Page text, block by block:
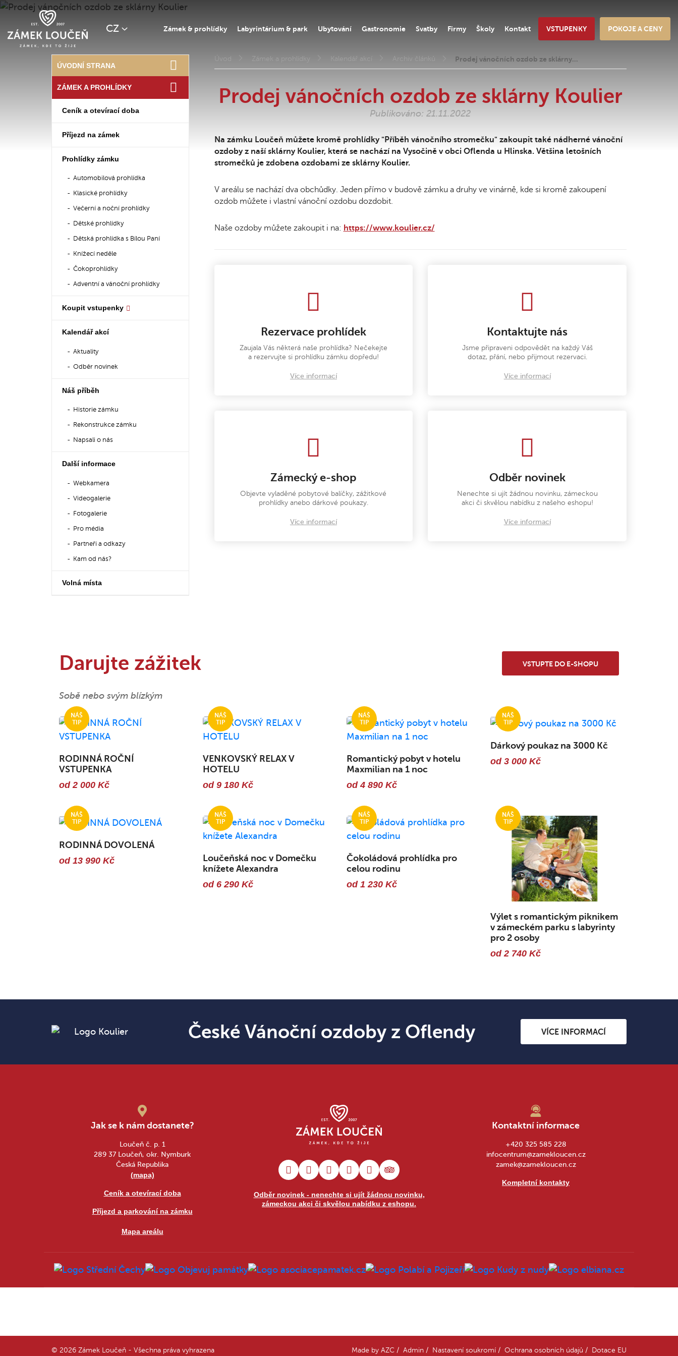
CZ VSTUPENKY POKOJE A CENY
Zámek & prohlídky Labyrintárium & park Ubytování Gastronomie Svatby Firmy Školy Kontakt
Úvod Zámek a prohlídky Kalendář akcí Archiv článků Prodej vánočních ozdob ze sklárny…
Prodej vánočních ozdob ze sklárny Koulier
Publikováno: 21.11.2022
Na zámku Loučeň můžete kromě prohlídky "Příběh vánočního stromečku" zakoupit také nádherné vánoční
ozdoby z naší sklárny Koulier, která se nachází na Vysočině v obci Oflenda u Hlinska. Většina letošních
stromečků je zdobena ozdobami ze sklárny Koulier.
V areálu se nachází dva obchůdky. Jeden přímo v budově zámku a druhy ve vinárně, kde si kromě zakoupení
ozdob můžete i vlastní vánoční ozdobu dozdobit.
Naše ozdoby můžete zakoupit i na: https://www.koulier.cz/
Rezervace prohlídek
Zaujala Vás některá naše prohlídka? Nečekejte
a rezervujte si prohlídku zámku dopředu!
Více informací
Kontaktujte nás
Jsme připraveni odpovědět na každý Váš
dotaz, přání, nebo přijmout rezervaci.
Více informací
Zámecký e-shop
Objevte vyladěné pobytové balíčky, zážitkové
prohlídky anebo dárkové poukazy.
Více informací
Odběr novinek
Nenechte si ujít žádnou novinku, zámeckou
akci či skvělou nabídku z našeho eshopu!
Více informací
ÚVODNÍ STRANA
ZÁMEK A PROHLÍDKY
Ceník a otevírací doba
Příjezd na zámek
Prohlídky zámku
Automobilová prohlídka
Klasické prohlídky
Večerní a noční prohlídky
Dětské prohlídky
Dětská prohlídka s Bílou Paní
Knížecí neděle
Čokoprohlídky
Adventní a vánoční prohlídky
Koupit vstupenky
Kalendář akcí
Aktuality
Odběr novinek
Náš příběh
Historie zámku
Rekonstrukce zámku
Napsali o nás
Další informace
Webkamera
Videogalerie
Fotogalerie
Pro média
Partneři a odkazy
Kam od nás?
Volná místa
Darujte zážitek
Sobě nebo svým blízkým
RODINNÁ ROČNÍ
VSTUPENKA
od 2 000 Kč
VENKOVSKÝ RELAX V
HOTELU
od 9 180 Kč
Romantický pobyt v hotelu
Maxmilian na 1 noc
od 4 890 Kč
Dárkový poukaz na 3000 Kč
od 3 000 Kč
RODINNÁ DOVOLENÁ
od 13 990 Kč
Loučeňská noc v Domečku
knížete Alexandra
od 6 290 Kč
Čokoládová prohlídka pro
celou rodinu
od 1 230 Kč
Výlet s romantickým piknikem
v zámeckém parku s labyrinty
pro 2 osoby
od 2 740 Kč
VSTUPTE DO E-SHOPU
České Vánoční ozdoby z Oflendy VÍCE INFORMACÍ
Jak se k nám dostanete?
Loučeň č. p. 1
289 37 Loučeň, okr. Nymburk
Česká Republika
(mapa)
Ceník a otevírací doba
Příjezd a parkování na zámku
Mapa areálu
Odběr novinek - nenechte si ujít žádnou novinku,
zámeckou akci či skvělou nabídku z eshopu.
Kontaktní informace
+420 325 585 228
infocentrum@zamekloucen.cz
zamek@zamekloucen.cz
Kompletní kontakty
© 2026 Zámek Loučeň - Všechna práva vyhrazena Made by AZC / Admin / Nastavení soukromí / Ochrana osobních údajů / Dotace EU